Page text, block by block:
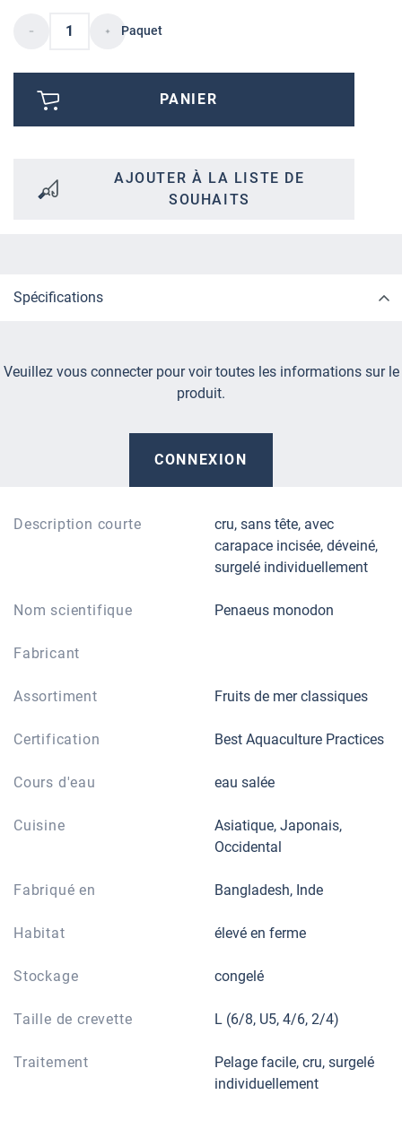
Paquet
PANIER
AJOUTER À LA LISTE DE
SOUHAITS
Spécifications
Veuillez vous connecter pour voir toutes les informations sur le
produit.
CONNEXION
Description courte
cru, sans tête, avec
carapace incisée, déveiné,
surgelé individuellement
Nom scientifique Penaeus monodon
Fabricant
Assortiment Fruits de mer classiques
Certification Best Aquaculture Practices
Cours d'eau eau salée
Cuisine
Asiatique, Japonais,
Occidental
Fabriqué en Bangladesh, Inde
Habitat élevé en ferme
Stockage congelé
Taille de crevette L (6/8, U5, 4/6, 2/4)
Traitement
Pelage facile, cru, surgelé
individuellement